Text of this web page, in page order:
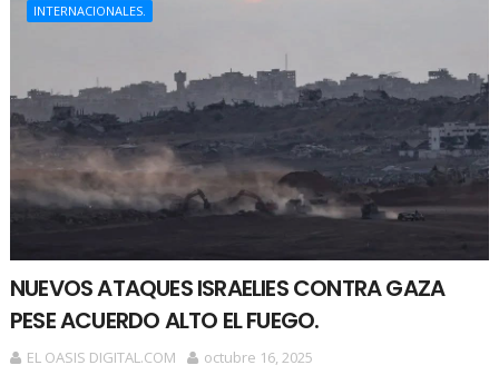
INTERNACIONALES.
NUEVOS ATAQUES ISRAELIES CONTRA GAZA
PESE ACUERDO ALTO EL FUEGO.
EL OASIS DIGITAL.COM
octubre 16, 2025